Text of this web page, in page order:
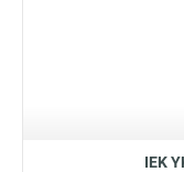
IEK